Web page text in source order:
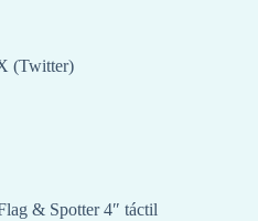
(Twitter)
& Spotter 4″ táctil